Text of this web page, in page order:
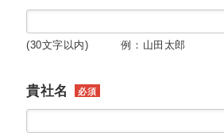
(30文字以内) 例：山田太郎
貴社名 必須